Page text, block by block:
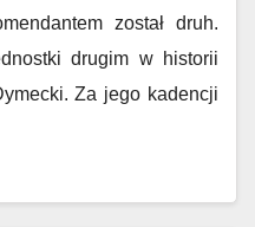
został druh.
drugim w historii
Za jego kadencji